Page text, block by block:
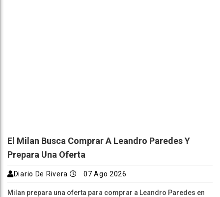
El Milan Busca Comprar A Leandro Paredes Y
Prepara Una Oferta
Diario De Rivera 07 Ago 2026
Milan prepara una oferta para comprar a Leandro Paredes en